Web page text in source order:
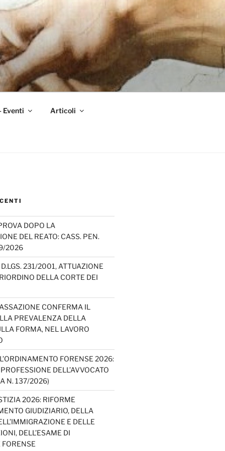
Eventi Articoli
DOPO LA
DEL REATO: CASS. PEN.
2026
231/2001, ATTUAZIONE
DELLA CORTE DEI
CONFERMA IL
PREVALENZA DELLA
FORMA, NEL LAVORO
FORENSE 2026:
DELL’AVVOCATO
N. 137/2026)
2026: RIFORME
GIUDIZIARIO, DELLA
E DELLE
DELL’ESAME DI